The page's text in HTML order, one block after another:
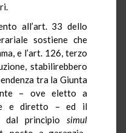
all’art. 33 dello
sostiene che
e l’art. 126, terzo
stabilirebbero
tra la Giunta
– ove eletto a
e diretto – ed il
dal principio simul